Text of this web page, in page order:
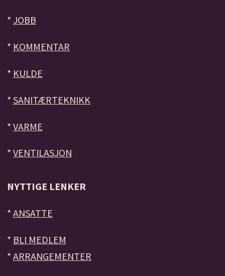
* JOBB
* KOMMENTAR
* KULDE
* SANITÆRTEKNIKK
* VARME
* VENTILASJON
NYTTIGE LENKER
* ANSATTE
* BLI MEDLEM
* ARRANGEMENTER